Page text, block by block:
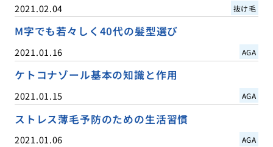
2021.02.04 抜け毛
M字でも若々しく40代の髪型選び
2021.01.16 AGA
ケトコナゾール基本の知識と作用
2021.01.15 AGA
ストレス薄毛予防のための生活習慣
2021.01.06 AGA